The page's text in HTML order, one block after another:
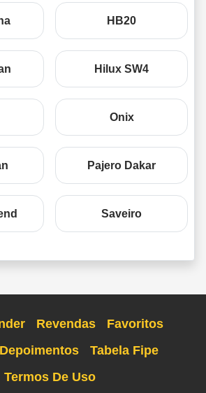
HB20
Hilux SW4
Onix
Pajero Dakar
Saveiro
Revendas
Favoritos
Depoimentos
Tabela Fipe
Termos De Uso